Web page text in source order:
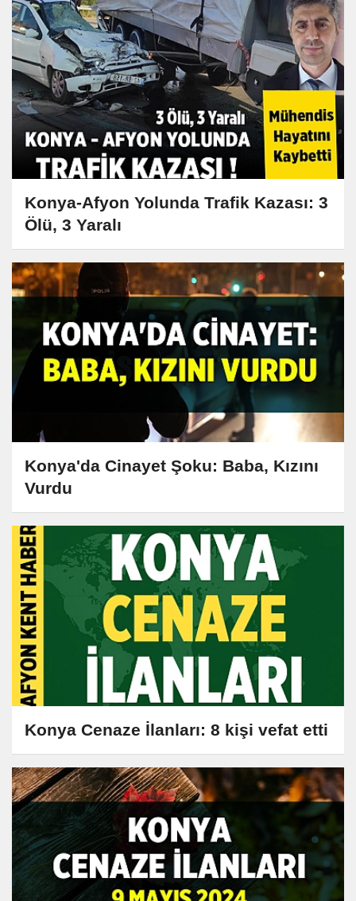
Konya-Afyon Yolunda Trafik Kazası: 3
Ölü, 3 Yaralı
Konya'da Cinayet Şoku: Baba, Kızını
Vurdu
Konya Cenaze İlanları: 8 kişi vefat etti